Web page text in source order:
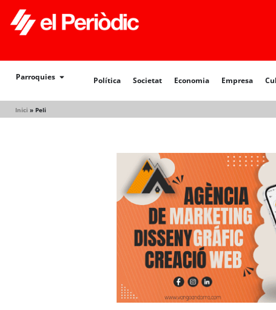
Parroquies Política Societat Economia Empresa
Inici » Peli
Política Societat